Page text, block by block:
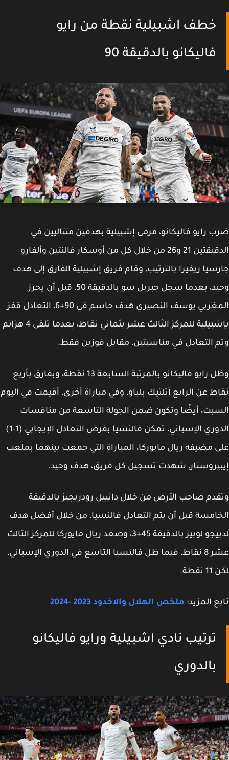
خطف اشبيلية نقطة من رايو
فاليكانو بالدقيقة 90
رايو فاليكانو، مرمى إشبيلية بهدفين متتاليين في
الدقيقتين 21 و26 من خلال كل من أوسكار فالنتين وألفارو
ريفيرا بالترتيب، وقام فريق إشبيلية الفارق إلى هدف
وحيد، بعدما سجل جبريل سو بالدقيقة 50، قبل أن يحرز
المغربي يوسف النصيري هدف حاسم في 90+6، التعادل قفز
بإشبيلية للمركز الثالث عشر بثماني نقاط، بعدما تلقى 4 هزائم
التعادل في مناسبتين، مقابل فوزين فقط.
وظل رايو فاليكانو بالمرتبة السابعة 13 نقطة، وبفارق بأربع
عن الرابع أتلتيك بلباو، وفي مباراة أخرى، أقيمت في اليوم
أيضًا وتكون ضمن الجولة التاسعة من منافسات
الدوري الإسباني، تمكن فالنسيا بفرض التعادل الإيجابي (1-1)
مضيفه ريال مايوركا، المباراة التي جمعت بينهما بملعب
شهدت تسجيل كل فريق، هدف وحيد.
صاحب الأرض من خلال دانييل رودريجيز بالدقيقة
قبل أن يتم التعادل فالنسيا، من خلال أفضل هدف
لدييجو لوبيز بالدقيقة 45+3، وصعد ريال مايوركا للمركز الثالث
عشر 8 نقاط، فيما ظل فالنسيا التاسع في الدوري الإسباني،
المزيد:ملخص الهلال والاخدود 2023 -2024
ترتيب نادي اشبيلية ورايو فاليكانو
بالدوري